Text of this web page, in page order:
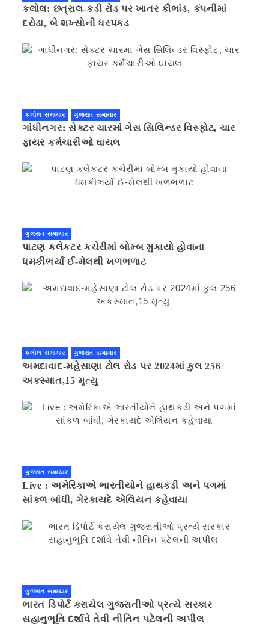
કલોલ: છત્રાલ-કડી રોડ પર ખાતર કૌભાંડ, કંપનીમાં
દરોડા, બે શખ્સોની ધરપકડ
કલોલ સમાચાર ગુજરાત સમાચાર
ગાંધીનગર: સેક્ટર ચારમાં ગેસ સિલિન્ડર વિસ્ફોટ, ચાર
ફાયર કર્મચારીઓ ઘાયલ
ગુજરાત સમાચાર
પાટણ કલેકટર કચેરીમાં બોમ્બ મુકાયો હોવાના
ધમકીભર્યા ઈ-મેલથી ખળભળાટ
કલોલ સમાચાર ગુજરાત સમાચાર
અમદાવાદ-મહેસાણા ટોલ રોડ પર 2024માં કુલ 256
અકસ્માત,15 મૃત્યુ
ગુજરાત સમાચાર
Live : અમેરિકાએ ભારતીયોને હાથકડી અને પગમાં
સાંકળ બાંધી, ગેરકાયદે એલિયન કહેવાયા
ગુજરાત સમાચાર
ભારત ડિપોર્ટ કરાયેલ ગુજરાતીઓ પ્રત્યે સરકાર
સહાનુભૂતિ દર્શાવે તેવી નીતિન પટેલની અપીલ